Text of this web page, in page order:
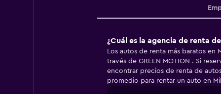
¿Cuál es la agencia de renta
Los autos de renta más baratos en
través de GREEN MOTION . Si
encontrar precios de renta de
promedio para rentar un auto en